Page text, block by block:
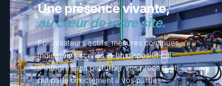
Une présence vivante,
au cœur de votre site.
Pollinisateurs actifs, mesures continues,
indicateurs scellés — un dispositif qui
s'intègre sans perturber vos process et
qui parle directement à vos parties